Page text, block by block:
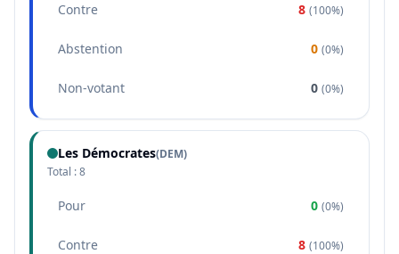
Contre 8 (100%)
Abstention 0 (0%)
Non-votant 0 (0%)
Les Démocrates(DEM)
Total :8
Pour 0 (0%)
Contre 8 (100%)